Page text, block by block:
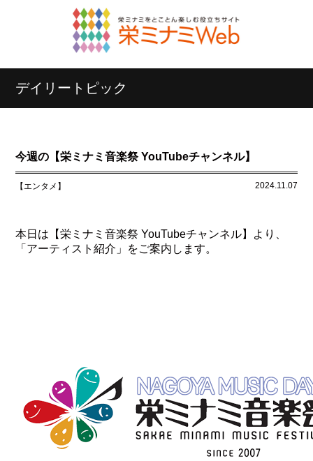
デイリートピック
今週の【栄ミナミ音楽祭 YouTubeチャンネル】
【エンタメ】 2024.11.07
本日は【栄ミナミ音楽祭 YouTubeチャンネル】より、
「アーティスト紹介」をご案内します。